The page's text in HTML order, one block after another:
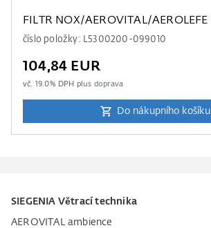
FILTR NOX/AEROVITAL/AEROLEFE
číslo položky: L5300200-099010
104,84 EUR
vč. 19.0% DPH plus doprava
Do nákupního košíku
SIEGENIA Větrací technika
AEROVITAL ambience